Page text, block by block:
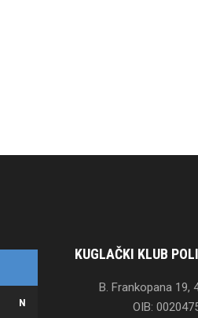
N
KUGLAČKI KLUB
B. Frankopana 19,
OIB: